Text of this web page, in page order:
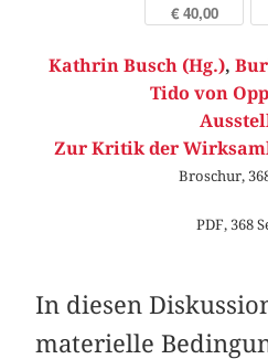
€ 40,00
Kathrin Busch (Hg.),
Tido von
Zur Kritik der
Broschur,
PDF, 368
In diesen
materielle